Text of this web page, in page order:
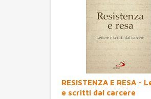
RESISTENZA E RESA -
e scritti dal carcere